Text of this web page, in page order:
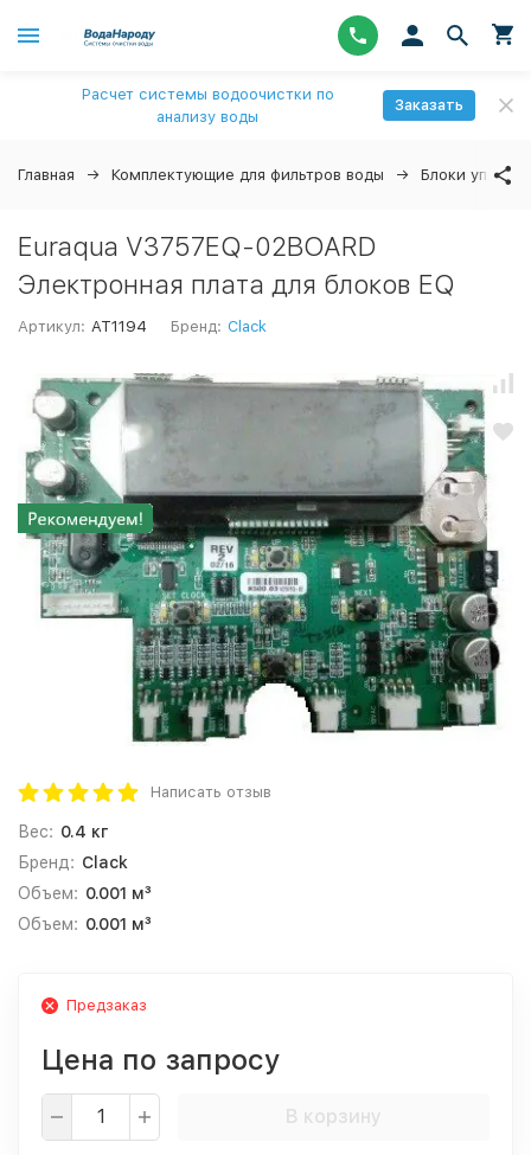
Расчет системы водоочистки по
анализу воды
Заказать
Главная Комплектующие для фильтров воды Блоки
Euraqua V3757EQ-02BOARD
Электронная плата для блоков EQ
Артикул: AT1194 Бренд: Clack
Написать отзыв
Вес: 0.4 кг
Бренд: Clack
Объем: 0.001 м³
Объем: 0.001 м³
Предзаказ
Цена по запросу
В корзину